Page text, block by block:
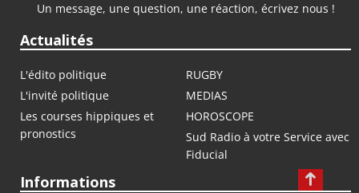
Un message, une question, une réaction, écrivez nous !
Actualités
L'édito politique
RUGBY
L'invité politique
MEDIAS
Les courses hippiques et
pronostics
HOROSCOPE
Sud Radio à votre Service avec
Fiducial
Informations